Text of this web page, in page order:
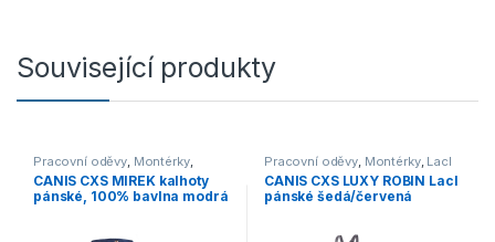
Související produkty
Pracovní oděvy Montérky,
Kalhoty
CANIS CXS MIREK kalhoty
pánské, 100% bavlna modrá
Pracovní oděvy Montérky, Lacl
CANIS CXS LUXY ROBIN Lacl
pánské šedá/červená